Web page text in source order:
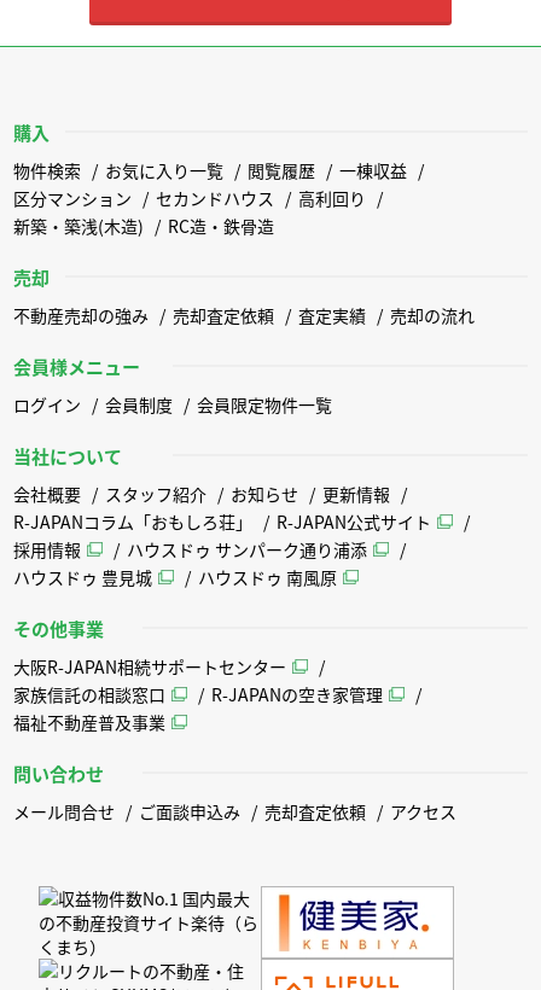
購入
物件検索 お気に入り一覧 閲覧履歴
一棟収益
区分マンション
セカンドハウス
高利回り
新築・築浅(木造)
RC造・鉄骨造
売却
不動産売却の強み 売却査定依頼 査定実績 売却の流れ
会員様メニュー
ログイン 会員制度 会員限定物件一覧
当社について
会社概要 スタッフ紹介 お知らせ
更新情報
R-JAPANコラム「おもしろ荘」
R-JAPAN公式サイト
採用情報
ハウスドゥ サンパーク通り浦添
ハウスドゥ 豊見城
ハウスドゥ 南風原
その他事業
大阪R-JAPAN相続サポートセンター
家族信託の相談窓口
R-JAPANの空き家管理
福祉不動産普及事業
問い合わせ
メール問合せ ご面談申込み 売却査定依頼 アクセス